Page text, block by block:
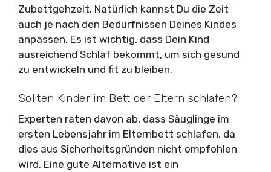
Zubettgehzeit. Natürlich kannst Du die Zeit
auch je nach den Bedürfnissen Deines Kindes
anpassen. Es ist wichtig, dass Dein Kind
ausreichend Schlaf bekommt, um sich gesund
zu entwickeln und fit zu bleiben.
Sollten Kinder im Bett der Eltern schlafen?
Experten raten davon ab, dass Säuglinge im
ersten Lebensjahr im Elternbett schlafen, da
dies aus Sicherheitsgründen nicht empfohlen
wird. Eine gute Alternative ist ein